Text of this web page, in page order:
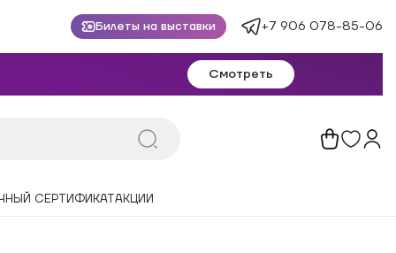
Билеты на выставки +7 906 078-85-06
Смотреть
СЕРТИФИКАТАКЦИИ